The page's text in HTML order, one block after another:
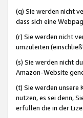
(q) Sie werden nicht
dass sich eine
(r) Sie werden nicht
umzuleiten
(s) Sie werden nicht
Amazon-Website
(t) Sie werden unsere
nutzen, es sei denn,
erfüllen die in der